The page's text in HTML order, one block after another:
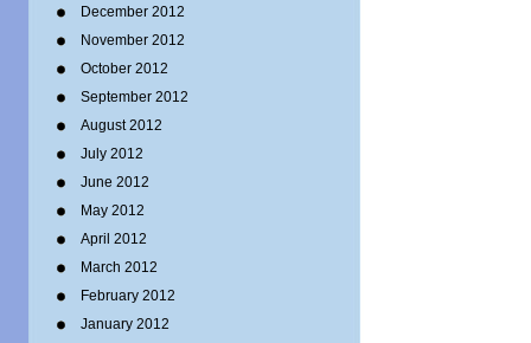
December 2012
November 2012
October 2012
September 2012
August 2012
July 2012
June 2012
May 2012
April 2012
March 2012
February 2012
January 2012